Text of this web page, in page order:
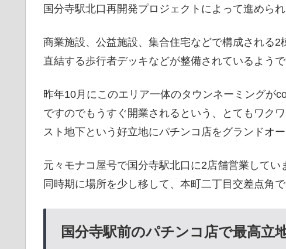
国分寺駅北口再開発プロジェクトによって進めら
商業施設、公益施設、集合住宅などで構成される
直結する歩行者デッキなどが整備されているようで
昨年10月にこのエリア一体のタウンネーミングが
ですのでもうすぐ開業されるという、とてもワク
スト地下という好立地にパチンコ店をグランドオ
元々モナコ屋号で国分寺駅北口に2店舗営業してい
同時期に場所を少し移して、本町二丁目交差点角
国分寺駅前のパチンコ店で最高立